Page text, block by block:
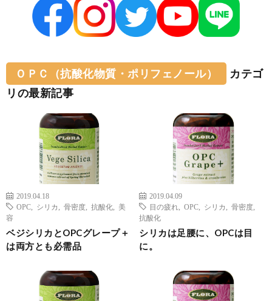
ＯＰＣ（抗酸化物質・ポリフェノール）
カテゴ
リの最新記事
2019.04.18
OPC
シリカ 骨密度 抗酸化
美
容
ベジシリカとOPCグレープ＋
は両方とも必需品
2019.04.09
目の疲れ
OPC シリカ 骨密度
抗酸化
シリカは足腰に、OPCは目
に。